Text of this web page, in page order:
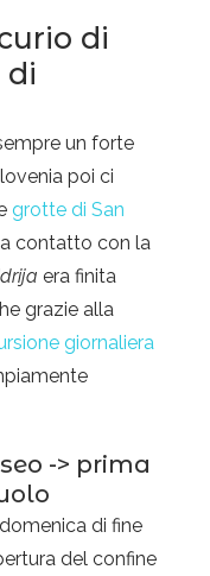
di
di
un forte
poi ci
grotte di San
a contatto con la
era finita
grazie alla
giornaliera
-> prima
di fine
del confine